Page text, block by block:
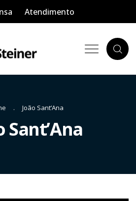
Atendimento
João Sant’Ana
Sant’Ana